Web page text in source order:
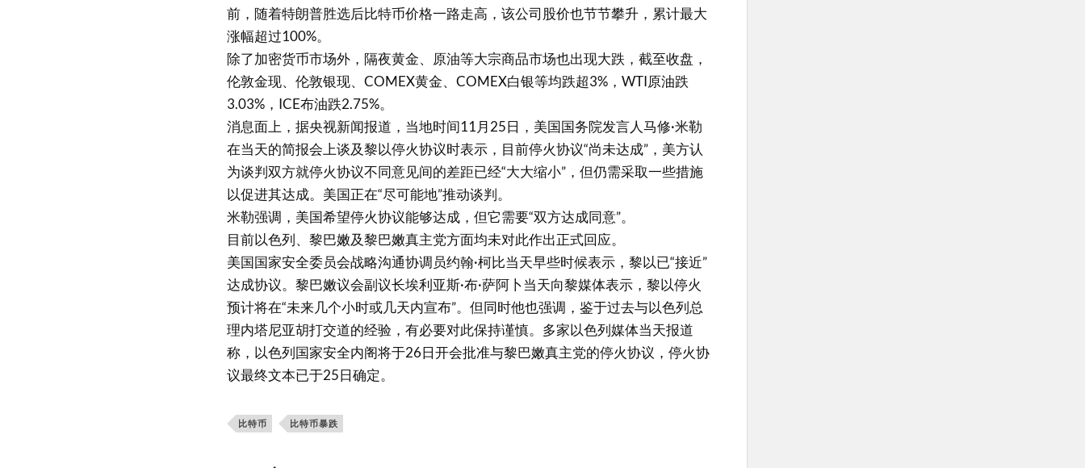
前，随着特朗普胜选后比特币价格一路走高，该公司股价也节节攀升，累计最大
涨幅超过100%。
除了加密货币市场外，隔夜黄金、原油等大宗商品市场也出现大跌，截至收盘，
伦敦金现、伦敦银现、COMEX黄金、COMEX白银等均跌超3%，WTI原油跌
3.03%，ICE布油跌2.75%。
消息面上，据央视新闻报道，当地时间11月25日，美国国务院发言人马修·米勒
在当天的简报会上谈及黎以停火协议时表示，目前停火协议“尚未达成”，美方认
为谈判双方就停火协议不同意见间的差距已经“大大缩小”，但仍需采取一些措施
以促进其达成。美国正在“尽可能地”推动谈判。
米勒强调，美国希望停火协议能够达成，但它需要“双方达成同意”。
目前以色列、黎巴嫩及黎巴嫩真主党方面均未对此作出正式回应。
美国国家安全委员会战略沟通协调员约翰·柯比当天早些时候表示，黎以已“接近”
达成协议。黎巴嫩议会副议长埃利亚斯·布·萨阿卜当天向黎媒体表示，黎以停火
预计将在“未来几个小时或几天内宣布”。但同时他也强调，鉴于过去与以色列总
理内塔尼亚胡打交道的经验，有必要对此保持谨慎。多家以色列媒体当天报道
称，以色列国家安全内阁将于26日开会批准与黎巴嫩真主党的停火协议，停火协
议最终文本已于25日确定。
比特币 比特币暴跌